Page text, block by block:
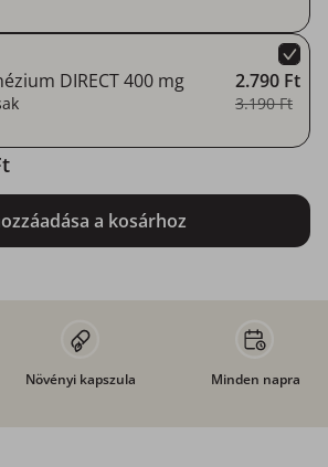
DIRECT 400 mg 2.790 Ft
3.190 Ft
a kosárhoz
Növényi kapszula Minden napra